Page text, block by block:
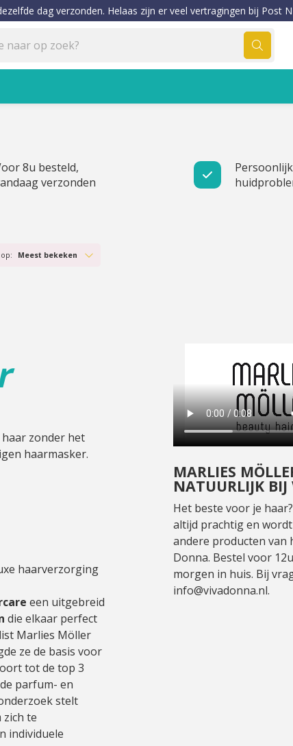
dag verzonden. Helaas zijn er veel vertragingen bij Post
8u besteld,
verzonden
Meest bekeken
zonder het
haarmasker.
haarverzorging
een uitgebreid
die elkaar perfect
Marlies Möller
ze de basis voor
tot de top 3
parfum- en
stelt
zich te
individuele
MARLIES
NATUURLIJK
Het beste voor je
altijd prachtig en
andere producten van
Donna. Bestel voor
morgen in huis. Bij
info@vivadonna.nl.